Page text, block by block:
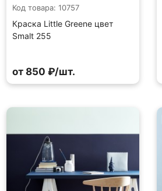
Код товара: 10757
Краска Little Greene цвет
Smalt 255
от 850 ₽/шт.